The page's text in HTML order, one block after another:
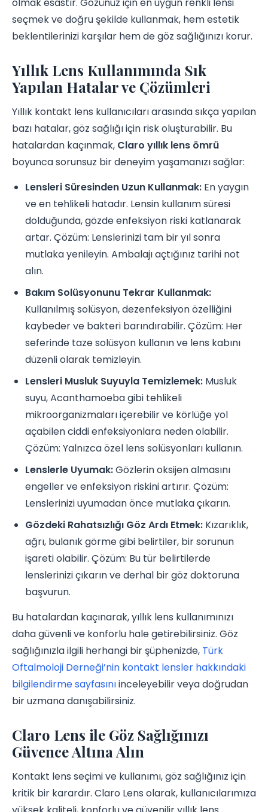
seçmek ve doğru şekilde kullanmak, hem estetik
beklentilerinizi karşılar hem de göz sağlığınızı korur.
Yıllık Lens Kullanımında Sık
Yapılan Hatalar ve Çözümleri
Yıllık kontakt lens kullanıcıları arasında sıkça yapılan
bazı hatalar, göz sağlığı için risk oluşturabilir. Bu
hatalardan kaçınmak, Claro yıllık lens ömrü
boyunca sorunsuz bir deneyim yaşamanızı sağlar:
Lensleri Süresinden Uzun Kullanmak: En yaygın
ve en tehlikeli hatadır. Lensin kullanım süresi
dolduğunda, gözde enfeksiyon riski katlanarak
artar. Çözüm: Lenslerinizi tam bir yıl sonra
mutlaka yenileyin. Ambalajı açtığınız tarihi not
alın.
Bakım Solüsyonunu Tekrar Kullanmak:
Kullanılmış solüsyon, dezenfeksiyon özelliğini
kaybeder ve bakteri barındırabilir. Çözüm: Her
seferinde taze solüsyon kullanın ve lens kabını
düzenli olarak temizleyin.
Lensleri Musluk Suyuyla Temizlemek: Musluk
suyu, Acanthamoeba gibi tehlikeli
mikroorganizmaları içerebilir ve körlüğe yol
açabilen ciddi enfeksiyonlara neden olabilir.
Çözüm: Yalnızca özel lens solüsyonları kullanın.
Lenslerle Uyumak:Gözlerin oksijen almasını
engeller ve enfeksiyon riskini artırır. Çözüm:
Lenslerinizi uyumadan önce mutlaka çıkarın.
Gözdeki Rahatsızlığı Göz Ardı Etmek: Kızarıklık,
ağrı, bulanık görme gibi belirtiler, bir sorunun
işareti olabilir. Çözüm: Bu tür belirtilerde
lenslerinizi çıkarın ve derhal bir göz doktoruna
başvurun.
Bu hatalardan kaçınarak, yıllık lens kullanımınızı
daha güvenli ve konforlu hale getirebilirsiniz. Göz
sağlığınızla ilgili herhangi bir şüphenizde, Türk
Oftalmoloji Derneği’nin kontakt lensler hakkındaki
bilgilendirme sayfasınıinceleyebilir veya doğrudan
bir uzmana danışabilirsiniz.
Claro Lens ile Göz Sağlığınızı
Güvence Altına Alın
Kontakt lens seçimi ve kullanımı, göz sağlığınız için
kritik bir karardır. Claro Lens olarak, kullanıcılarımıza